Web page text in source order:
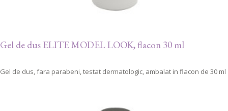
Gel de dus ELITE MODEL LOOK, flacon 30 ml
Gel de dus, fara parabeni, testat dermatologic, ambalat in flacon de 30 ml